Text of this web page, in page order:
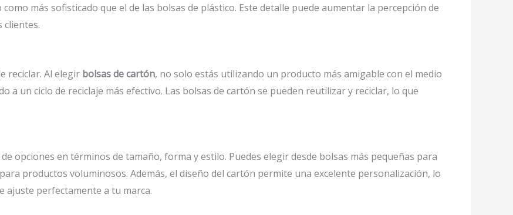
más sofisticado que el de las bolsas de plástico. Este detalle puede aumentar la percepción de
clientes.
reciclar. Al elegir bolsas de cartón, no solo estás utilizando un producto más amigable con el medio
a un ciclo de reciclaje más efectivo. Las bolsas de cartón se pueden reutilizar y reciclar, lo que
opciones en términos de tamaño, forma y estilo. Puedes elegir desde bolsas más pequeñas para
productos voluminosos. Además, el diseño del cartón permite una excelente personalización, lo
ajuste perfectamente a tu marca.